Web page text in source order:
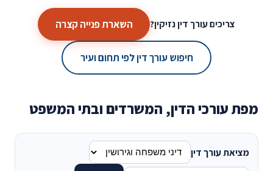
צריכים עורך דין נזיקין? השארת פנייה קצרה
חיפוש עורך דין לפי תחום ועיר
מפת עורכי הדין, המשרדים ובתי המשפט
מציאת עורך דין